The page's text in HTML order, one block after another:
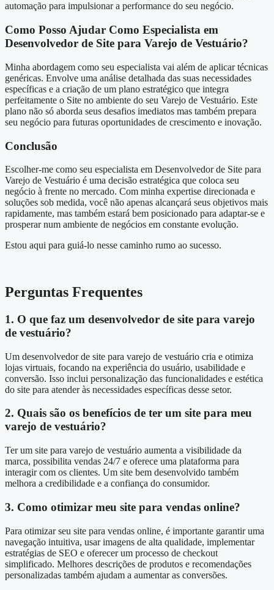
automação para impulsionar a performance do seu negócio.
Como Posso Ajudar Como Especialista em
Desenvolvedor de Site para Varejo de Vestuário?
Minha abordagem como seu especialista vai além de aplicar técnicas
genéricas. Envolve uma análise detalhada das suas necessidades
específicas e a criação de um plano estratégico que integra
perfeitamente o Site no ambiente do seu Varejo de Vestuário. Este
plano não só aborda seus desafios imediatos mas também prepara
seu negócio para futuras oportunidades de crescimento e inovação.
Conclusão
Escolher-me como seu especialista em Desenvolvedor de Site para
Varejo de Vestuário é uma decisão estratégica que coloca seu
negócio à frente no mercado. Com minha expertise direcionada e
soluções sob medida, você não apenas alcançará seus objetivos mais
rapidamente, mas também estará bem posicionado para adaptar-se e
prosperar num ambiente de negócios em constante evolução.
Estou aqui para guiá-lo nesse caminho rumo ao sucesso.
Perguntas Frequentes
1. O que faz um desenvolvedor de site para varejo
de vestuário?
Um desenvolvedor de site para varejo de vestuário cria e otimiza
lojas virtuais, focando na experiência do usuário, usabilidade e
conversão. Isso inclui personalização das funcionalidades e estética
do site para atender às necessidades específicas desse setor.
2. Quais são os benefícios de ter um site para meu
varejo de vestuário?
Ter um site para varejo de vestuário aumenta a visibilidade da
marca, possibilita vendas 24/7 e oferece uma plataforma para
interagir com os clientes. Um site bem desenvolvido também
melhora a credibilidade e a confiança do consumidor.
3. Como otimizar meu site para vendas online?
Para otimizar seu site para vendas online, é importante garantir uma
navegação intuitiva, usar imagens de alta qualidade, implementar
estratégias de SEO e oferecer um processo de checkout
simplificado. Melhores descrições de produtos e recomendações
personalizadas também ajudam a aumentar as conversões.